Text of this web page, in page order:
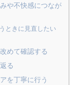
や不快感につなが
ときに見直したい
めて確認する
る
を丁寧に行う